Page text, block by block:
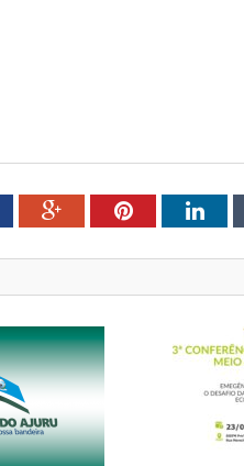
Google+Pinterest